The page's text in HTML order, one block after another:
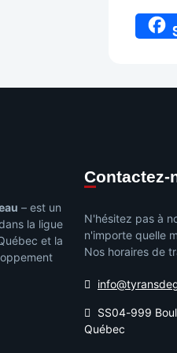
– est un
la ligue
et la
N'hésitez pas à
n'importe quelle
Nos horaires de
SS04-999
Québec